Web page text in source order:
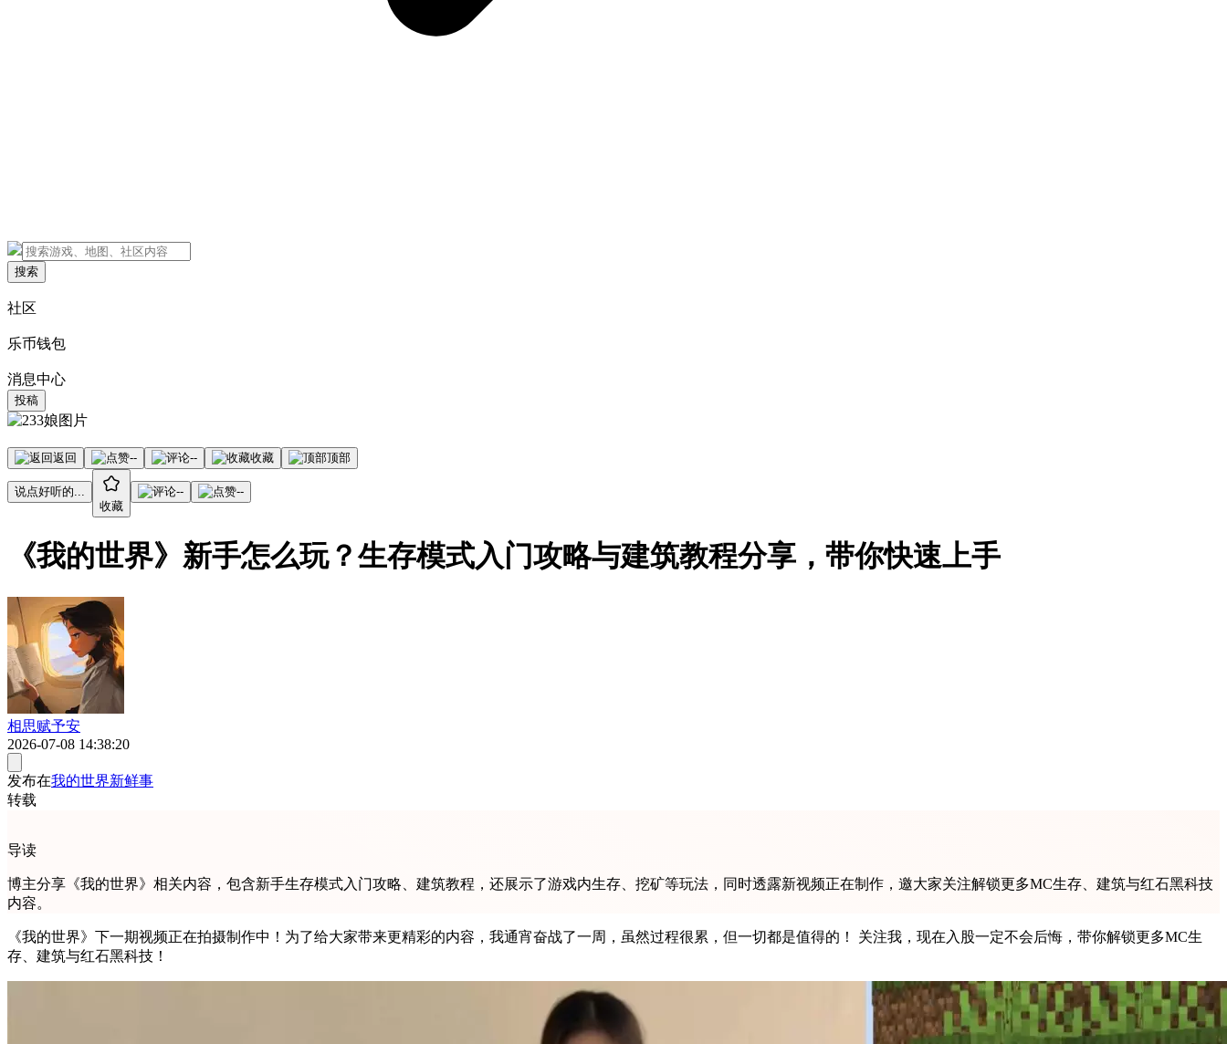
搜索
社区
乐币钱包
消息中心
投稿
返回 -- -- 收藏 顶部
说点好听的...
收藏
-- --
《我的世界》新手怎么玩？生存模式入门攻略与建筑教程分享，带你快速上手
相思赋予安
2026-07-08 14:38:20
发布在我的世界新鲜事
转载
导读
博主分享《我的世界》相关内容，包含新手生存模式入门攻略、建筑教程，还展示了游戏内生存、挖矿等玩法，同时透露新视频正在制作，邀大家关注解锁更多MC生存、建筑与红石黑科技
内容。
《我的世界》下一期视频正在拍摄制作中！为了给大家带来更精彩的内容，我通宵奋战了一周，虽然过程很累，但一切都是值得的！ 关注我，现在入股一定不会后悔，带你解锁更多MC生
存、建筑与红石黑科技！